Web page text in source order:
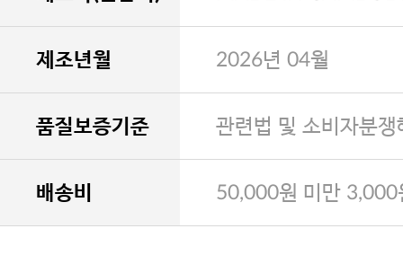
제조년월 2026년 04월
품질보증기준 관련법 및 소비자분
배송비 50,000원 미만 3,000